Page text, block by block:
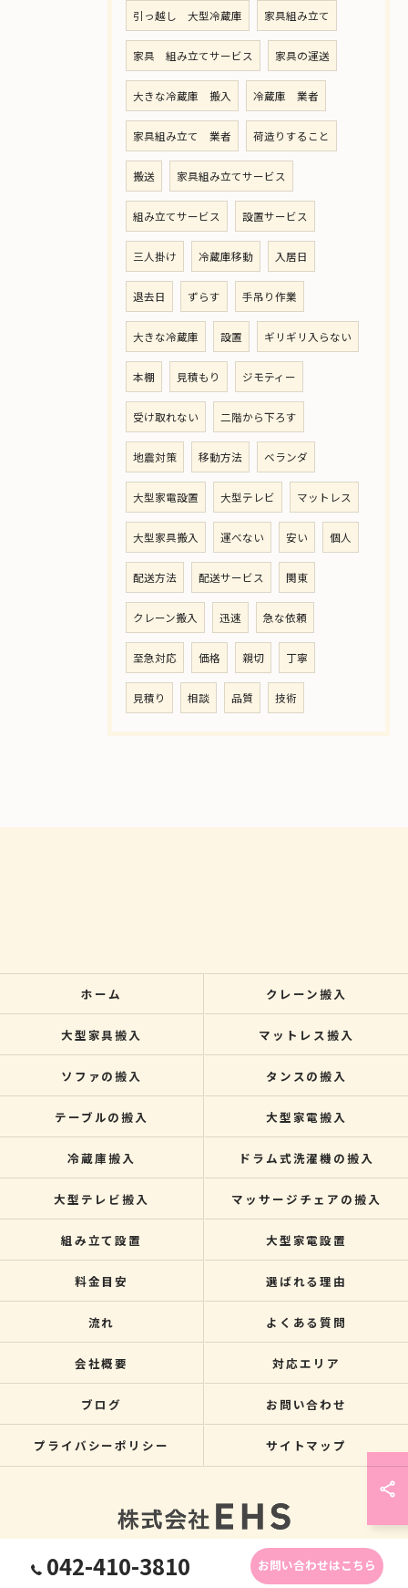
引っ越し 大型冷蔵庫 家具組み立て
家具 組み立てサービス 家具の運送
大きな冷蔵庫 搬入 冷蔵庫 業者
家具組み立て 業者 荷造りすること
搬送 家具組み立てサービス
組み立てサービス 設置サービス
三人掛け 冷蔵庫移動 入居日
退去日 ずらす 手吊り作業
大きな冷蔵庫 設置 ギリギリ入らない
本棚 見積もり ジモティー
受け取れない 二階から下ろす
地震対策 移動方法 ベランダ
大型家電設置 大型テレビ マットレス
大型家具搬入 運べない 安い 個人
配送方法 配送サービス 関東
クレーン搬入 迅速 急な依頼
至急対応 価格 親切 丁寧
見積り 相談 品質 技術
042-410-3810 お問い合わせはこちら
ホーム クレーン搬入
大型家具搬入 マットレス搬入
ソファの搬入 タンスの搬入
テーブルの搬入 大型家電搬入
冷蔵庫搬入 ドラム式洗濯機の搬入
大型テレビ搬入 マッサージチェアの搬入
組み立て設置 大型家電設置
料金目安 選ばれる理由
流れ よくある質問
会社概要 対応エリア
ブログ お問い合わせ
プライバシーポリシー サイトマップ
© 2026 関東のクレーン搬入なら株式会社EHS ALL RIGHTS RESERVED.